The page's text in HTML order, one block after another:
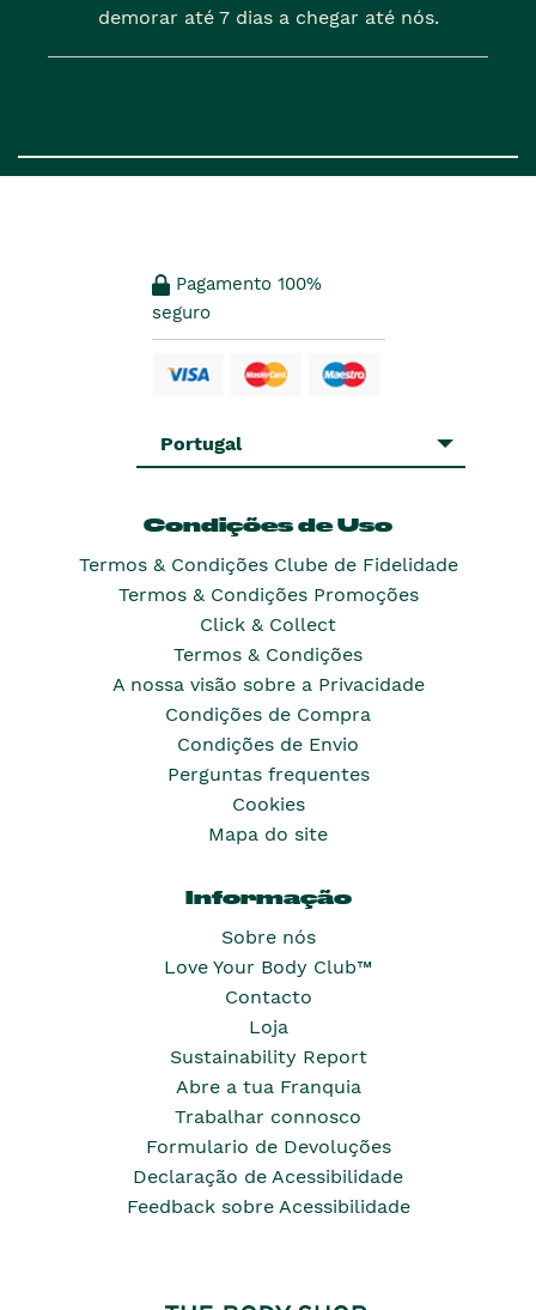
demorar até 7 dias a chegar até nós.
Pagamento 100%
seguro
Portugal
Condições de Uso
Termos & Condições Clube de Fidelidade
Termos & Condições Promoções
Click & Collect
Termos & Condições
A nossa visão sobre a Privacidade
Condições de Compra
Condições de Envio
Perguntas frequentes
Cookies
Mapa do site
Informação
Sobre nós
Love Your Body Club™
Contacto
Loja
Sustainability Report
Abre a tua Franquia
Trabalhar connosco
Formulario de Devoluções
Declaração de Acessibilidade
Feedback sobre Acessibilidade